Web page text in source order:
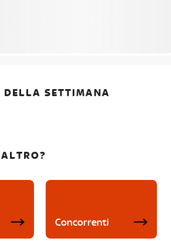
SETTIMANA
Concorrenti